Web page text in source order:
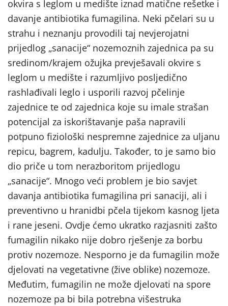
okvira s leglom u medište iznad matične rešetke i
davanje antibiotika fumagilina. Neki pčelari su u
strahu i neznanju provodili taj nevjerojatni
prijedlog „sanacije“ nozemoznih zajednica pa su
sredinom/krajem ožujka prevješavali okvire s
leglom u medište i razumljivo posljedično
rashlađivali leglo i usporili razvoj pčelinje
zajednice te od zajednica koje su imale strašan
potencijal za iskorištavanje paša napravili
potpuno fiziološki nespremne zajednice za uljanu
repicu, bagrem, kadulju. Također, to je samo bio
dio priče u tom nerazboritom prijedlogu
„sanacije“. Mnogo veći problem je bio savjet
davanja antibiotika fumagilina pri sanaciji, ali i
preventivno u hranidbi pčela tijekom kasnog ljeta
i rane jeseni. Ovdje ćemo ukratko razjasniti zašto
fumagilin nikako nije dobro rješenje za borbu
protiv nozemoze. Nesporno je da fumagilin može
djelovati na vegetativne (žive oblike) nozemoze.
Međutim, fumagilin ne može djelovati na spore
nozemoze pa bi bila potrebna višestruka